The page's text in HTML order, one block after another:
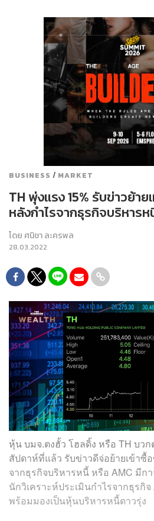
BUSINESS / MARKET
TH พุ่งแรง 15% รับข่าวย้าย
หลังกำไรจากธุรกิจบริหารห
โดย ศนิชา ละครพล
28.03.2022
หุ้น บมจ.ตงฮั้ว โฮลดิ้ง หรือ TH บวก
สัปดาห์ที่แล้ว รับข่าวดีจ่อย้ายเข้าซื้
จากธุรกิจบริหารหนี้ หรือ AMC มีก
นักวิเคราะห์ประเมินกำไรจากธุรกิ
พร้อมมองเป็นหุ้นบริหารหนี้ดาวรุ่ง